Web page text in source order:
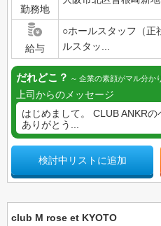
勤務地
給与
○ホールスタッフ（正
ルスタッ...
だれどこ？ 企業の素顔がマル分か
上司からのメッセージ
はじめまして。 CLUB ANKR
ありがとう...
検討中リストに追加
club M rose et KYOTO